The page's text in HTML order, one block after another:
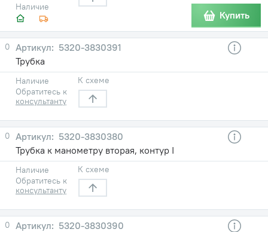
Наличие
Купить
0
5320-3830391
Трубка
Наличие
Обратитесь к
консультанту
К схеме
0
5320-3830380
Трубка к манометру вторая, контур I
Наличие
Обратитесь к
консультанту
К схеме
0
5320-3830390